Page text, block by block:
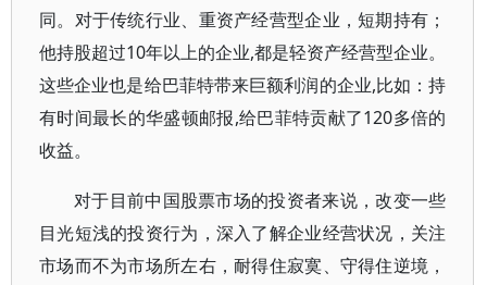
同。对于传统行业、重资产经营型企业，短期持有；
他持股超过10年以上的企业,都是轻资产经营型企业。
这些企业也是给巴菲特带来巨额利润的企业,比如：持
有时间最长的华盛顿邮报,给巴菲特贡献了120多倍的
收益。
对于目前中国股票市场的投资者来说，改变一些
目光短浅的投资行为，深入了解企业经营状况，关注
市场而不为市场所左右，耐得住寂寞、守得住逆境，